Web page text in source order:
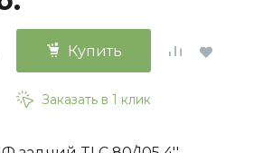
Купить
Заказать в 1 клик